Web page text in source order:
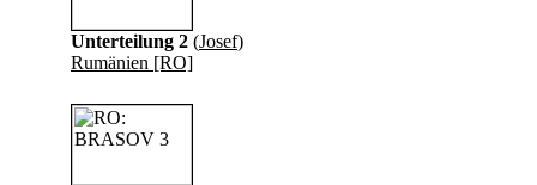
Unterteilung 2 (Josef)
Rumänien [RO]